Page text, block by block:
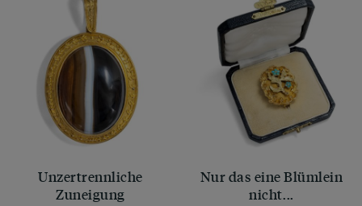
Unzertrennliche
Zuneigung
Nur das eine Blümlein
nicht...